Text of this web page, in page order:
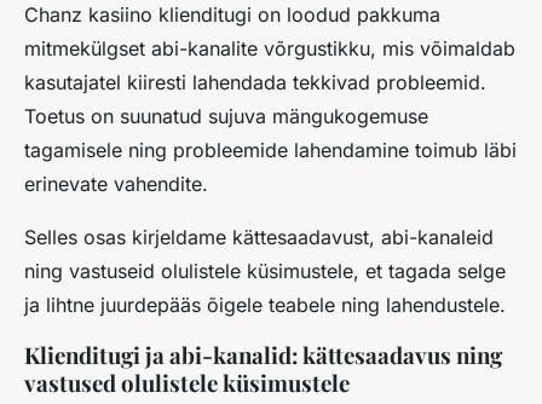
Chanz kasiino klienditugi on loodud pakkuma
mitmekülgset abi-kanalite võrgustikku, mis võimaldab
kasutajatel kiiresti lahendada tekkivad probleemid.
Toetus on suunatud sujuva mängukogemuse
tagamisele ning probleemide lahendamine toimub läbi
erinevate vahendite.
Selles osas kirjeldame kättesaadavust, abi-kanaleid
ning vastuseid olulistele küsimustele, et tagada selge
ja lihtne juurdepääs õigele teabele ning lahendustele.
Klienditugi ja abi-kanalid: kättesaadavus ning
vastused olulistele küsimustele